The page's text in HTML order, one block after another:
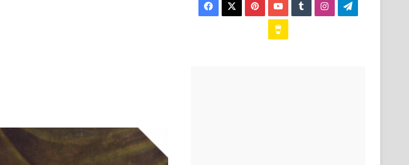
Facebook PinterestYouTubeTumblrInstagramTelegram